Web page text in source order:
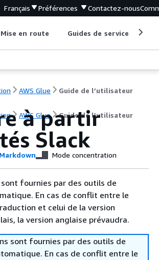
Français Préférences Contactez-nous
Mise en route Guides de service
AWS Glue Guide de l’utilisateur
AWS Glue Guide de l’utilisateur
à partir
Slack
Markdown Mode concentration
fournies par des outils de
En cas de conflit entre le
et celui de la version
la version anglaise prévaudra.
sont fournies par des outils de
En cas de conflit entre le